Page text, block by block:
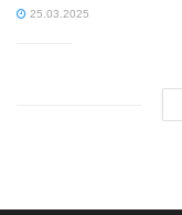
25.03.2025